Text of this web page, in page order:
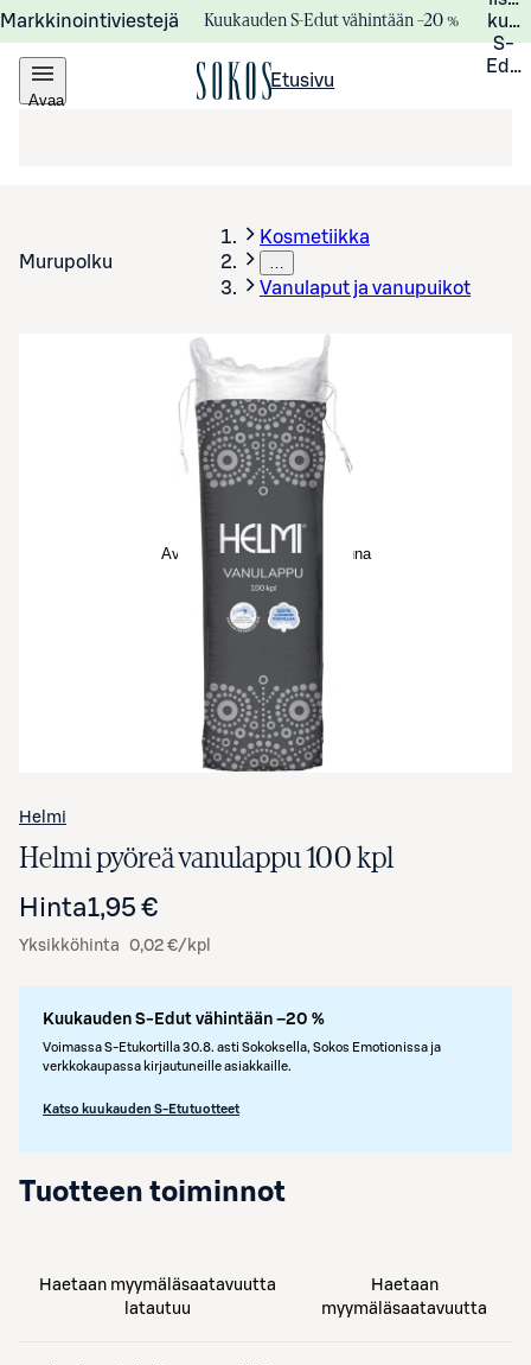
Markkinointiviestejä Kuukauden S-Edut vähintään –20 %
S-
Avaa
Etusivu
Murupolku
Kosmetiikka
…
Vanulaput ja vanupuikot
Avaa tuotekuva suurennettuna
Helmi
Helmi pyöreä vanulappu 100 kpl
Hinta1,95 €
Yksikköhinta 0,02 €/kpl
Kuukauden S-Edut vähintään –20 %
Voimassa S-Etukortilla 30.8. asti Sokoksella, Sokos Emotionissa ja
verkkokaupassa kirjautuneille asiakkaille.
Katso kuukauden S-Etutuotteet
Tuotteen toiminnot
Haetaan myymäläsaatavuutta
latautuu
Haetaan
myymäläsaatavuutta